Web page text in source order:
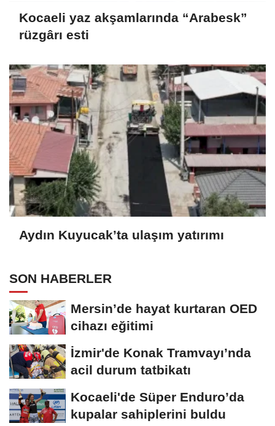
Kocaeli yaz akşamlarında “Arabesk”
rüzgârı esti
Aydın Kuyucak’ta ulaşım yatırımı
SON HABERLER
Mersin’de hayat kurtaran OED
cihazı eğitimi
İzmir'de Konak Tramvayı’nda
acil durum tatbikatı
Kocaeli'de Süper Enduro’da
kupalar sahiplerini buldu